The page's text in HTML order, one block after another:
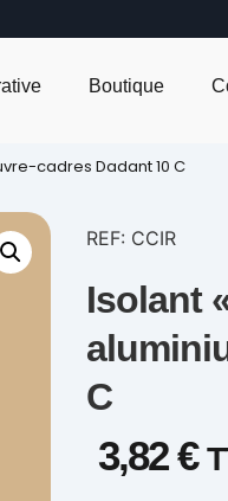
Boutique
cadres Dadant 10 C
REF: CCIR
Isolant
C
3,82€